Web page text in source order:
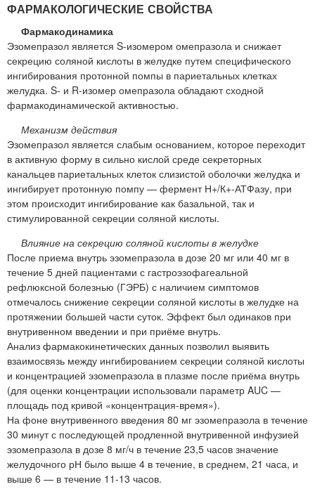
ФАРМАКОЛОГИЧЕСКИЕ СВОЙСТВА
Фармакодинамика
Эзомепразол является S-изомером омепразола и снижает
секрецию соляной кислоты в желудке путем специфического
ингибирования протонной помпы в париетальных клетках
желудка. S- и R-изомер омепразола обладают сходной
фармакодинамической активностью.
Механизм действия
Эзомепразол является слабым основанием, которое переходит
в активную форму в сильно кислой среде секреторных
канальцев париетальных клеток слизистой оболочки желудка и
ингибирует протонную помпу — фермент Н+/К+-АТФазу, при
этом происходит ингибирование как базальной, так и
стимулированной секреции соляной кислоты.
Влияние на секрецию соляной кислоты в желудке
После приема внутрь эзомепразола в дозе 20 мг или 40 мг в
течение 5 дней пациентами с гастроэзофагеальной
рефлюксной болезнью (ГЭРБ) с наличием симптомов
отмечалось снижение секреции соляной кислоты в желудке на
протяжении большей части суток. Эффект был одинаков при
внутривенном введении и при приёме внутрь.
Анализ фармакокинетических данных позволил выявить
взаимосвязь между ингибированием секреции соляной кислоты
и концентрацией эзомепразола в плазме после приёма внутрь
(для оценки концентрации использовали параметр AUC —
площадь под кривой «концентрация-время»).
На фоне внутривенного введения 80 мг эзомепразола в течение
30 минут с последующей продленной внутривенной инфузией
эзомепразола в дозе 8 мг/ч в течение 23,5 часов значение
желудочного рН было выше 4 в течение, в среднем, 21 часа, и
выше 6 — в течение 11-13 часов.